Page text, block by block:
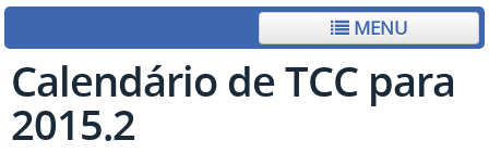
MENU
Calendário de TCC para
2015.2